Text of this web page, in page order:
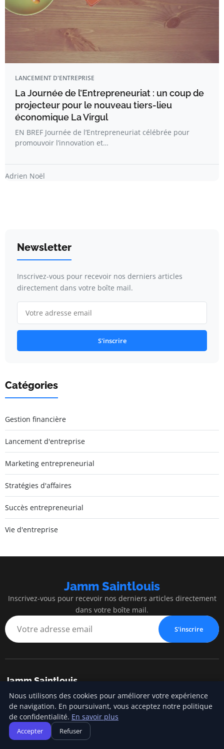
LANCEMENT D'ENTREPRISE
La Journée de l’Entrepreneuriat : un coup de
projecteur pour le nouveau tiers-lieu
économique La Virgul
EN BREF Journée de l’Entrepreneuriat célébrée pour
promouvoir l’innovation et…
Adrien Noël
Newsletter
Inscrivez-vous pour recevoir nos derniers articles
directement dans votre boîte mail.
S'inscrire
Catégories
Gestion financière
Lancement d'entreprise
Marketing entrepreneurial
Stratégies d'affaires
Succès entrepreneurial
Vie d'entreprise
Jamm Saintlouis
Inscrivez-vous pour recevoir nos derniers articles directement
dans votre boîte mail.
S'inscrire
Jamm Saintlouis
Innovation, expertise et succès au service de votre entreprise
Catégories
Nous utilisons des cookies pour améliorer votre expérience
de navigation. En poursuivant, vous acceptez notre politique
de confidentialité. En savoir plus
Accepter Refuser